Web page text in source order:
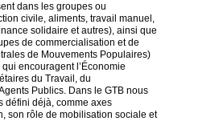
dans les groupes ou
civile, aliments, travail manuel,
solidaire et autres), ainsi que
de commercialisation et de
de Mouvements Populaires)
encouragent l’Économie
du Travail, du
Publics. Dans le GTB nous
défini déjà, comme axes
son rôle de mobilisation sociale et